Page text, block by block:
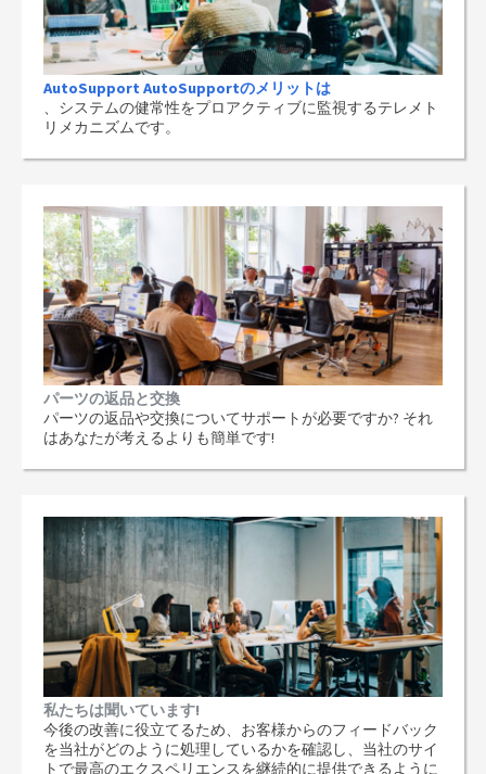
AutoSupport AutoSupportのメリットは
、システムの健常性をプロアクティブに監視するテレメト
リメカニズムです。
パーツの返品と交換
パーツの返品や交換についてサポートが必要ですか? それ
はあなたが考えるよりも簡単です!
私たちは聞いています!
今後の改善に役立てるため、お客様からのフィードバック
を当社がどのように処理しているかを確認し、当社のサイ
トで最高のエクスペリエンスを継続的に提供できるように